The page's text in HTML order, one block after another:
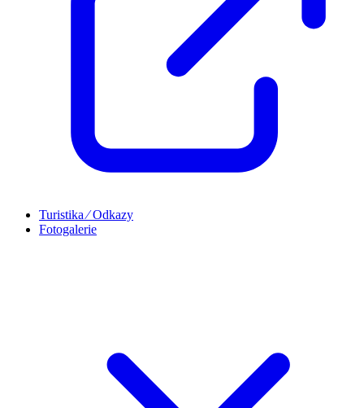
Turistika ⁄ Odkazy
Fotogalerie